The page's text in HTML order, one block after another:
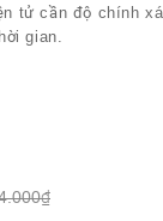
tử cần độ chính
gian.